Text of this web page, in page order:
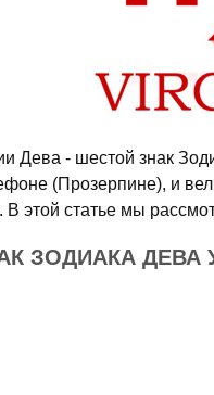
Дева - шестой знак
(Прозерпине), и
этой статье мы
ЗОДИАКА